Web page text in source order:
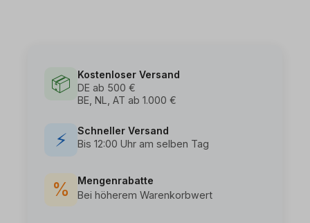
📦
Kostenloser Versand
DE ab 500 €
BE, NL, AT ab 1.000 €
⚡
Schneller Versand
Bis 12:00 Uhr am selben Tag
%
Mengenrabatte
Bei höherem Warenkorbwert